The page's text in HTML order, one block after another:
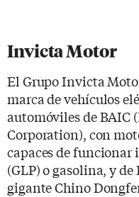
Invicta Motor
El Grupo Invicta
marca de vehículos
automóviles de
Corporation), con
capaces de
(GLP) o gasolina, y
gigante Chino